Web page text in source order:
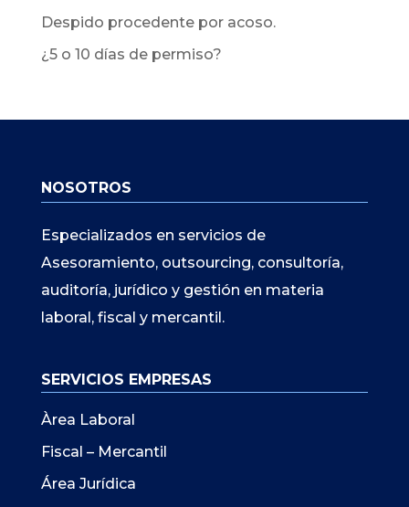
Despido procedente por acoso.
¿5 o 10 días de permiso?
NOSOTROS
Especializados en servicios de
Asesoramiento, outsourcing, consultoría,
auditoría, jurídico y gestión en materia
laboral, fiscal y mercantil.
SERVICIOS EMPRESAS
Àrea Laboral
Fiscal – Mercantil
Área Jurídica